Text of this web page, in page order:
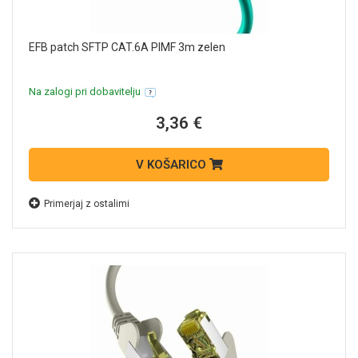
EFB patch SFTP CAT.6A PIMF 3m zelen
Na zalogi pri dobavitelju
3,36 €
V KOŠARICO
Primerjaj z ostalimi